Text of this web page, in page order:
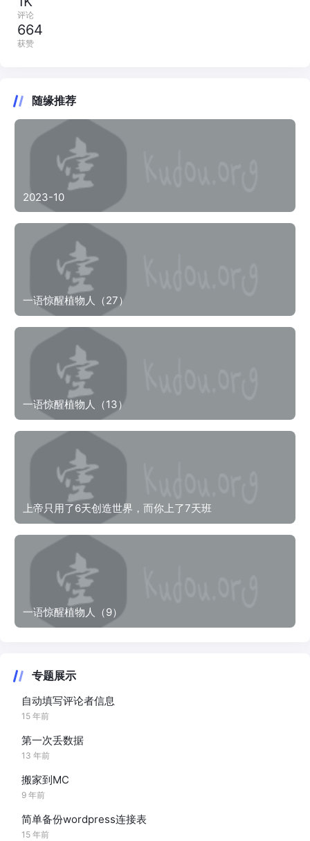
评论
664
获赞
随缘推荐
2023-10
一语惊醒植物人（27）
一语惊醒植物人（13）
上帝只用了6天创造世界，而你上了7天班
一语惊醒植物人（9）
专题展示
自动填写评论者信息
15 年前
第一次丢数据
13 年前
搬家到MC
9 年前
简单备份wordpress连接表
15 年前